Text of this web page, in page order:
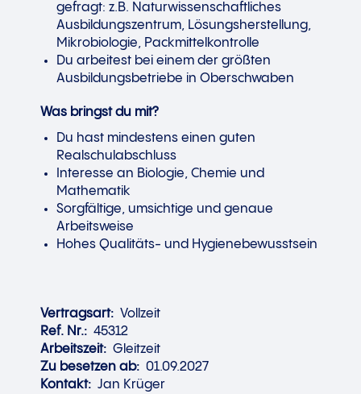
gefragt: z.B. Naturwissenschaftliches
Ausbildungszentrum, Lösungsherstellung,
Mikrobiologie, Packmittelkontrolle
Du arbeitest bei einem der größten
Ausbildungsbetriebe in Oberschwaben
Was bringst du mit?
Du hast mindestens einen guten
Realschulabschluss
Interesse an Biologie, Chemie und
Mathematik
Sorgfältige, umsichtige und genaue
Arbeitsweise
Hohes Qualitäts- und Hygienebewusstsein
Vertragsart: Vollzeit
Ref. Nr.: 45312
Arbeitszeit: Gleitzeit
Zu besetzen ab: 01.09.2027
Kontakt: Jan Krüger